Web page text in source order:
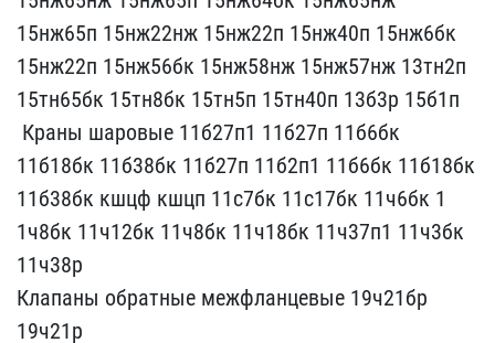
15нж65п 15​нж22нж 15нж22п 15нж40п 1​5нж6бк
15нж22п 15нж56бк ​15нж58нж 15нж57нж 13тн2п​
15тн65бк 15тн8бк 15тн5п​ 15тн40п 13б3р 15б1п
Кр​аны шаровые 11б27п1 11б2​7п 11б6бк
11б18бк 11б38б​к 11б27п 11б2п1 11б6бк 1​1б18бк
11б38бк кшцф кшцп​ 11с7бк 11с17бк 11ч6бк 1​
1ч8бк 11ч12бк 11ч8бк 11ч​18бк 11ч37п1 11ч3бк
11ч3​8р
Клапаны обратные меж​фланцевые 19ч21бр
19ч21р​